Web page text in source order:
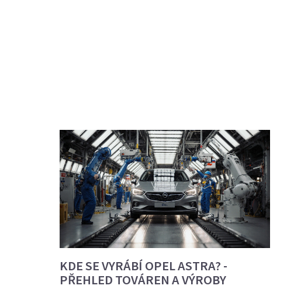
KDE SE VYRÁBÍ OPEL ASTRA? -
PŘEHLED TOVÁREN A VÝROBY